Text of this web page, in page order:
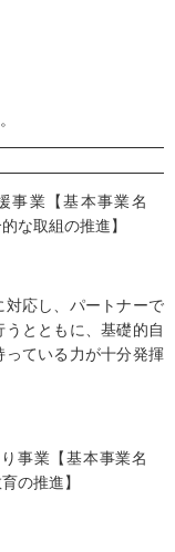
事業【基本事業名
な取組の推進】
応し、パートナーで
とともに、基礎的自
ている力が十分発揮
事業【基本事業名
の推進】